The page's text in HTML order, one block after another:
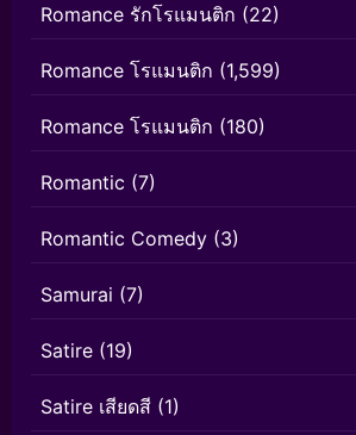
Romance รักโรแมนติก (22)
Romance โรแมนติก (1,599)
Romance โรแมนติก (180)
Romantic (7)
Romantic Comedy (3)
Samurai (7)
Satire (19)
Satire เสียดสี (1)